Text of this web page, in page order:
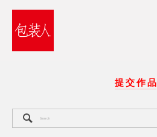
提 交 作 品